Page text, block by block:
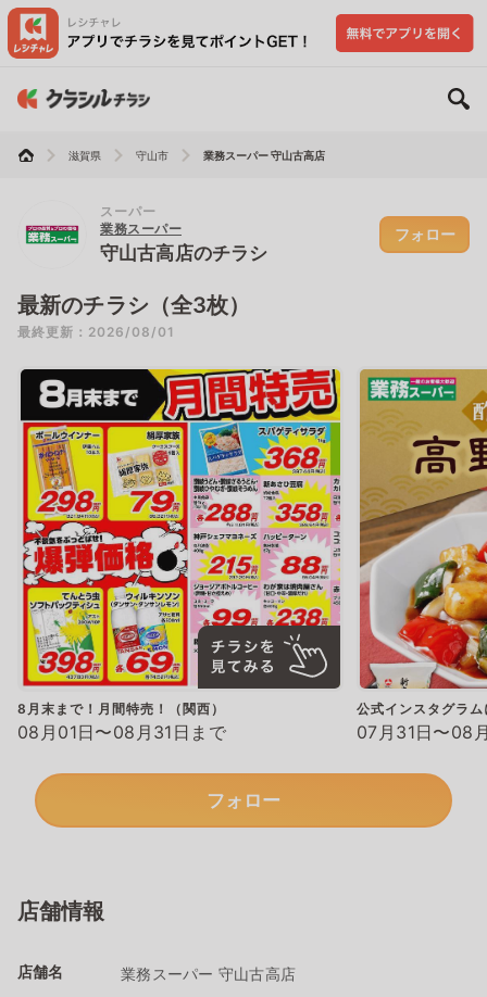
滋賀県 守山市 業務スーパー 守山古高店
スーパー
業務スーパー
守山古高店のチラシ
フォロー
最新のチラシ（全3枚）
最終更新：2026/08/01
8月末まで！月間特売！（関西）
08月01日〜08月31日まで
公式インスタグラ
07月31日〜08
フォロー
店舗情報
店舗名 業務スーパー 守山古高店